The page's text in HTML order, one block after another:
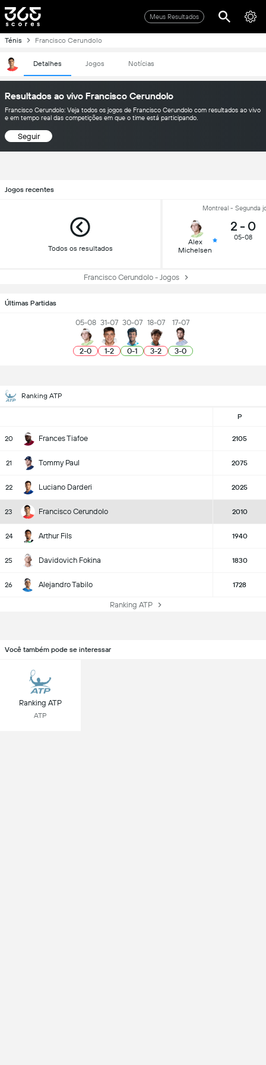
Meus Resultados
Ténis Francisco Cerundolo
Detalhes Jogos Notícias
Resultados ao vivo Francisco Cerundolo
Francisco Cerundolo: Veja todos os jogos de Francisco Cerundolo com resultados ao vivo
e em tempo real das competições em que o time está participando.
Seguir
Jogos recentes
Todos os resultados
Montreal - Segunda
Alex
Michelsen
2 - 0
05-08
Francisco Cerundolo - Jogos
Últimas Partidas
05-08
2-0
31-07
1-2
30-07
0-1
18-07
3-2
17-07
3-0
Ranking ATP
P
20 Frances Tiafoe 2105
21 Tommy Paul 2075
22 Luciano Darderi 2025
23 Francisco Cerundolo 2010
24 Arthur Fils 1940
25 Davidovich Fokina 1830
26 Alejandro Tabilo 1728
Ranking ATP
Você também pode se interessar
Ranking ATP
ATP